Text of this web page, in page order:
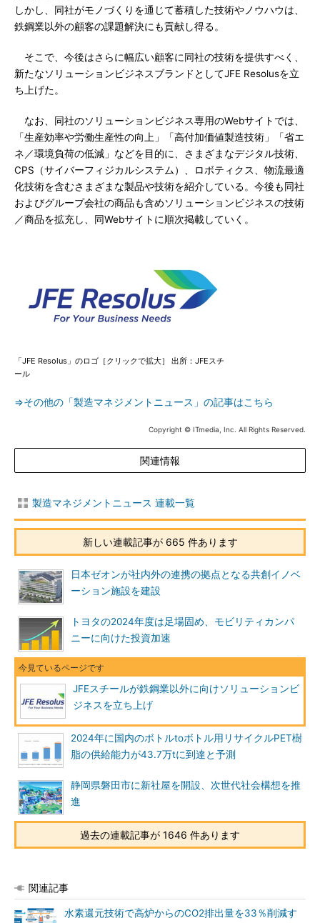
しかし、同社がモノづくりを通じて蓄積した技術やノウハウは、
鉄鋼業以外の顧客の課題解決にも貢献し得る。
そこで、今後はさらに幅広い顧客に同社の技術を提供すべく、
新たなソリューションビジネスブランドとしてJFE Resolusを立
ち上げた。
なお、同社のソリューションビジネス専用のWebサイトでは、
「生産効率や労働生産性の向上」「高付加価値製造技術」「省エ
ネ／環境負荷の低減」などを目的に、さまざまなデジタル技術、
CPS（サイバーフィジカルシステム）、ロボティクス、物流最適
化技術を含むさまざまな製品や技術を紹介している。今後も同社
およびグループ会社の商品も含めソリューションビジネスの技術
／商品を拡充し、同Webサイトに順次掲載していく。
「JFE Resolus」のロゴ［クリックで拡大］ 出所：JFEスチ
ール
⇒その他の「製造マネジメントニュース」の記事はこちら
Copyright © ITmedia, Inc. All Rights Reserved.
関連情報
製造マネジメントニュース 連載一覧
新しい連載記事が 665 件あります
日本ゼオンが社内外の連携の拠点となる共創イノベ
ーション施設を建設
トヨタの2024年度は足場固め、モビリティカンパ
ニーに向けた投資加速
JFEスチールが鉄鋼業以外に向けソリューションビ
ジネスを立ち上げ
2024年に国内のボトルtoボトル用リサイクルPET樹
脂の供給能力が43.7万tに到達と予測
静岡県磐田市に新社屋を開設、次世代社会構想を推
進
過去の連載記事が 1646 件あります
関連記事
水素還元技術で高炉からのCO2排出量を33％削減す